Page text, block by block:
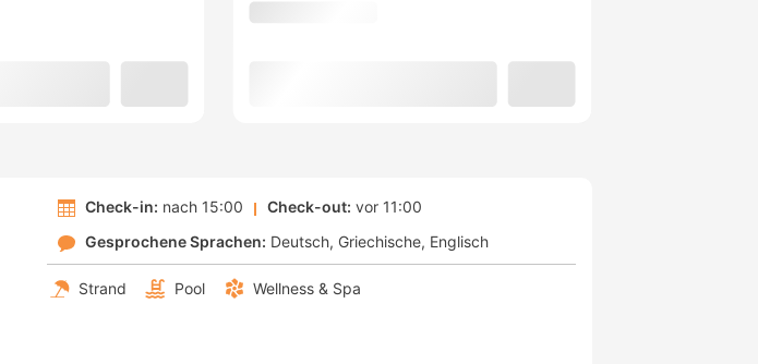
Check-in: nach 15:00 Check-out: vor 11:00
Gesprochene Sprachen: Deutsch Griechische Englisch
Strand Pool Wellness & Spa